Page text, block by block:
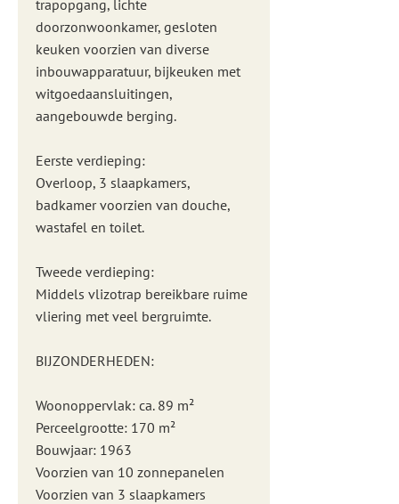
trapopgang, lichte
doorzonwoonkamer, gesloten
keuken voorzien van diverse
inbouwapparatuur, bijkeuken met
witgoedaansluitingen,
aangebouwde berging.
Eerste verdieping:
Overloop, 3 slaapkamers,
badkamer voorzien van douche,
wastafel en toilet.
Tweede verdieping:
Middels vlizotrap bereikbare ruime
vliering met veel bergruimte.
BIJZONDERHEDEN:
Woonoppervlak: ca. 89 m²
Perceelgrootte: 170 m²
Bouwjaar: 1963
Voorzien van 10 zonnepanelen
Voorzien van 3 slaapkamers